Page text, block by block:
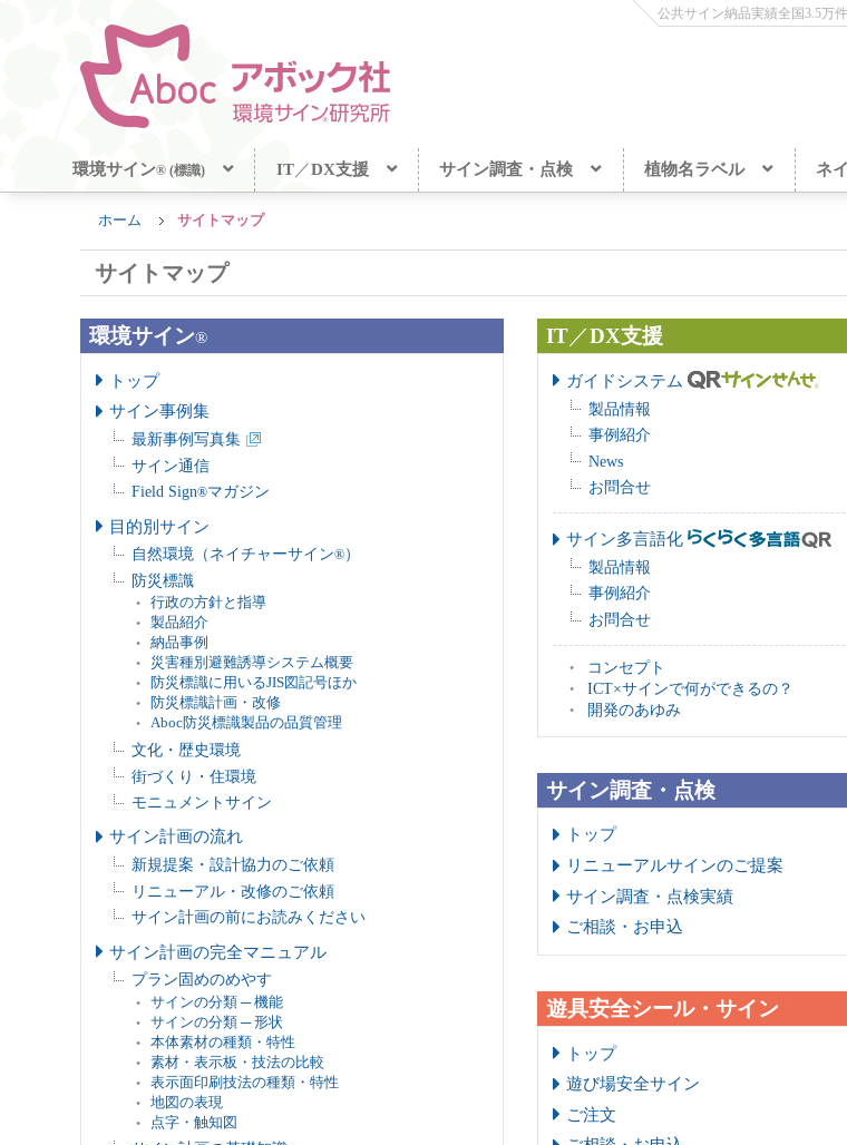
公共サイン納品実績全国3.5万
環境サイン® (標識) IT／DX支援 サイン調査・点検 植物名ラベル ネ
ホーム サイトマップ
サイトマップ
環境サイン®
トップ
サイン事例集
最新事例写真集
サイン通信
Field Sign®マガジン
目的別サイン
自然環境（ネイチャーサイン®）
防災標識
行政の方針と指導
製品紹介
納品事例
災害種別避難誘導システム概要
防災標識に用いるJIS図記号ほか
防災標識計画・改修
Aboc防災標識製品の品質管理
文化・歴史環境
街づくり・住環境
モニュメントサイン
サイン計画の流れ
新規提案・設計協力のご依頼
リニューアル・改修のご依頼
サイン計画の前にお読みください
サイン計画の完全マニュアル
プラン固めのめやす
サインの分類 ─ 機能
サインの分類 ─ 形状
本体素材の種類・特性
素材・表示板・技法の比較
表示面印刷技法の種類・特性
地図の表現
点字・触知図
IT／DX支援
ガイドシステム
製品情報
事例紹介
News
お問合せ
サイン多言語化
製品情報
事例紹介
お問合せ
コンセプト
ICT×サインで何ができるの？
開発のあゆみ
サイン調査・点検
トップ
リニューアルサインのご提案
サイン調査・点検実績
ご相談・お申込
遊具安全シール・サイン
トップ
遊び場安全サイン
ご注文